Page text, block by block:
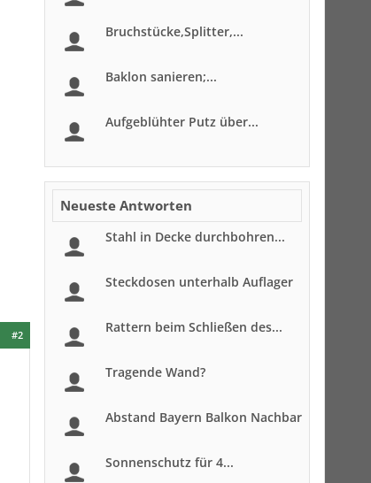
#2
Bruchstücke,Splitter,...
Baklon sanieren;...
Aufgeblühter Putz über...
Neueste Antworten
Stahl in Decke durchbohren...
Steckdosen unterhalb Auflager
Rattern beim Schließen des...
Tragende Wand?
Abstand Bayern Balkon Nachbar
Sonnenschutz für 4...